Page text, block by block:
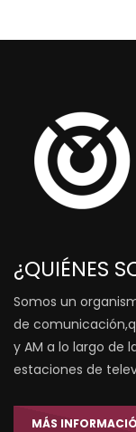
¿QUIÉNES
Somos un
de
y AM a lo largo de
estaciones de
MÁS